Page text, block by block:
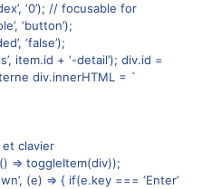
‘0’); // focusable for
‘button’);
‘false’);
item.id + ‘-detail’); div.id =
div.innerHTML = `
clavier
=> toggleItem(div));
(e) => { if(e.key === ‘Enter’